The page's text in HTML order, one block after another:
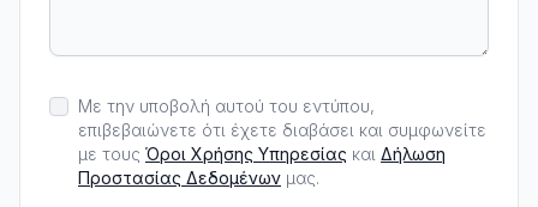
Με την υποβολή αυτού του εντύπου,
επιβεβαιώνετε ότι έχετε διαβάσει και συμφωνείτε
με τους Όροι Χρήσης Υπηρεσίας και Δήλωση
Προστασίας Δεδομένων μας.